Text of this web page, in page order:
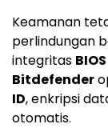
Keamanan
perlindungan
integritas BIOS
Bitdefender
ID, enkripsi
otomatis.